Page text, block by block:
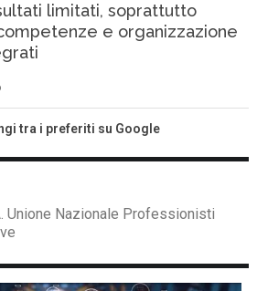
limitati, soprattutto
e organizzazione
tra i preferiti su Google
Unione Nazionale Professionisti